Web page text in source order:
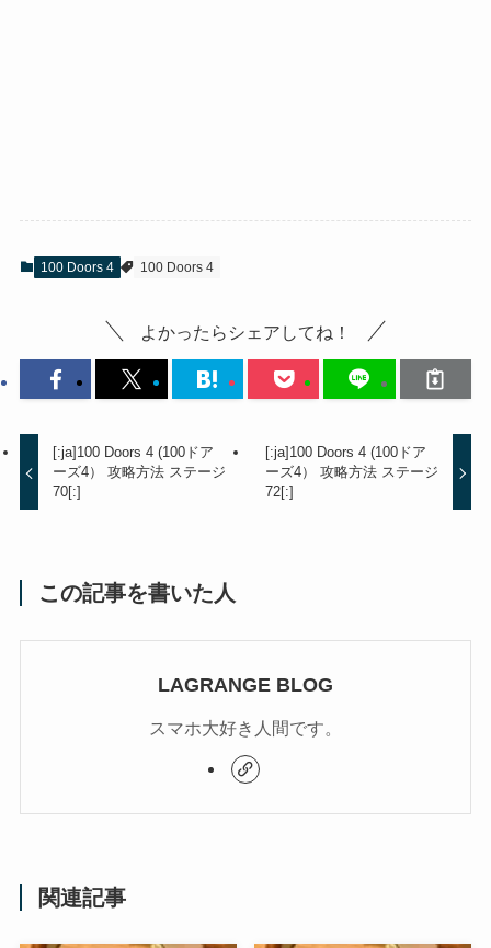
100 Doors 4 100 Doors 4
よかったらシェアしてね！
[:ja]100 Doors 4 (100ドア
ーズ4） 攻略方法 ステージ
70[:]
[:ja]100 Doors 4 (100ドア
ーズ4） 攻略方法 ステージ
72[:]
この記事を書いた人
LAGRANGE BLOG
スマホ大好き人間です。
関連記事